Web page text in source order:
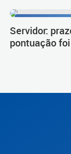
Servidor:
pontuação